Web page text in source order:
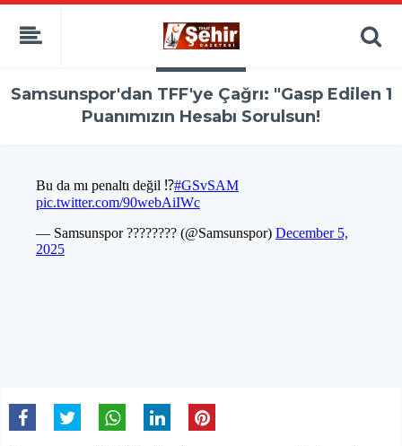
Samsunspor'dan TFF'ye Çağrı: "Gasp Edilen 1
Puanımızın Hesabı Sorulsun!